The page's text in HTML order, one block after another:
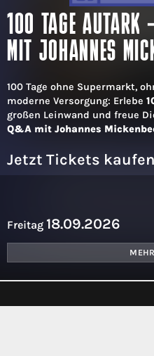
100 TAGE
MIT JOHANNES
100 Tage ohne Supermarkt,
moderne Versorgung: Erlebe
großen Leinwand und freue
Q&A mit Johannes
Jetzt Tickets
Freitag 18.09.2026